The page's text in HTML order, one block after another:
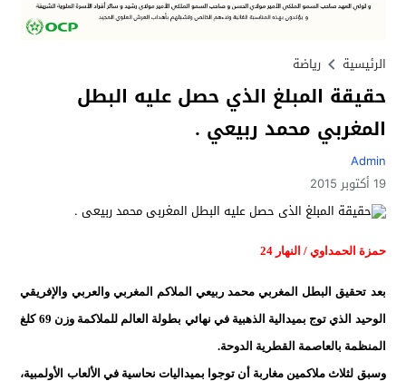
الرئيسية رياضة
حقيقة المبلغ الذي حصل عليه البطل
المغربي محمد ربيعي .
Admin
19 أكتوبر 2015
حمزة الحمداوي / النهار 24
بعد تحقيق البطل المغربي محمد ربيعي الملاكم المغربي والعربي والإفريقي
الوحيد الذي توج بميدالية الذهبية في نهائي بطولة العالم للملاكمة وزن 69 كلغ
المنظمة بالعاصمة القطرية الدوحة.
وسبق لثلاث ملاكمين مغاربة أن توجوا بميداليات نحاسية في الألعاب الأولمبية،